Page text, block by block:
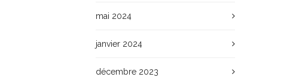
mai 2024
janvier 2024
décembre 2023